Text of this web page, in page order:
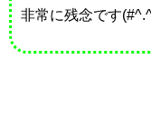
非常に残念です